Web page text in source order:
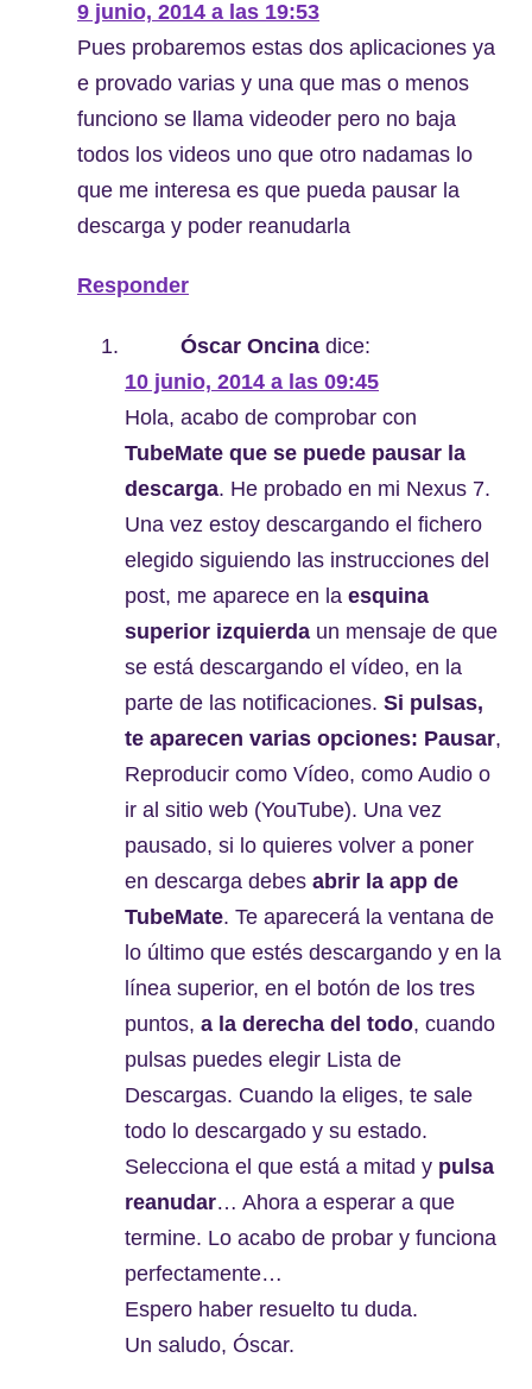
9 junio, 2014 a las 19:53
Pues probaremos estas dos aplicaciones ya
e provado varias y una que mas o menos
funciono se llama videoder pero no baja
todos los videos uno que otro nadamas lo
que me interesa es que pueda pausar la
descarga y poder reanudarla
Responder
Óscar Oncina dice:
10 junio, 2014 a las 09:45
Hola, acabo de comprobar con
TubeMate que se puede pausar la
descarga. He probado en mi Nexus 7.
Una vez estoy descargando el fichero
elegido siguiendo las instrucciones del
post, me aparece en la esquina
superior izquierda un mensaje de que
se está descargando el vídeo, en la
parte de las notificaciones. Si pulsas,
te aparecen varias opciones: Pausar,
Reproducir como Vídeo, como Audio o
ir al sitio web (YouTube). Una vez
pausado, si lo quieres volver a poner
en descarga debes abrir la app de
TubeMate. Te aparecerá la ventana de
lo último que estés descargando y en la
línea superior, en el botón de los tres
puntos, a la derecha del todo, cuando
pulsas puedes elegir Lista de
Descargas. Cuando la eliges, te sale
todo lo descargado y su estado.
Selecciona el que está a mitad y pulsa
reanudar… Ahora a esperar a que
termine. Lo acabo de probar y funciona
perfectamente…
Espero haber resuelto tu duda.
Un saludo, Óscar.